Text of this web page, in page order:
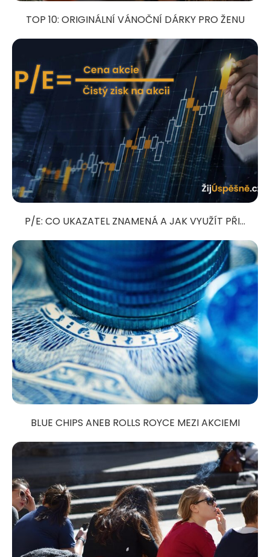
TOP 10: ORIGINÁLNÍ VÁNOČNÍ DÁRKY PRO ŽENU
P/E: CO UKAZATEL ZNAMENÁ A JAK VYUŽÍT PŘI...
BLUE CHIPS ANEB ROLLS ROYCE MEZI AKCIEMI